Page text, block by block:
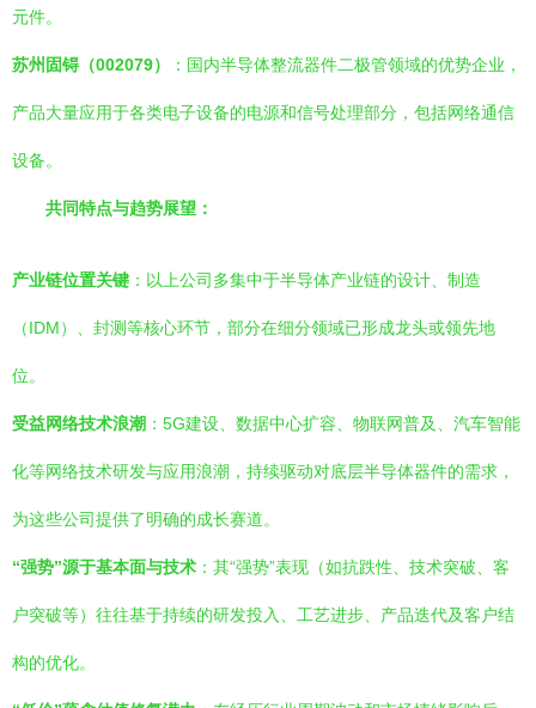
元件。
苏州固锝（002079） ：国内半导体整流器件二极管领域的优势企业，
产品大量应用于各类电子设备的电源和信号处理部分，包括网络通信
设备。
共同特点与趋势展望：
产业链位置关键 ：以上公司多集中于半导体产业链的设计、制造
（IDM）、封测等核心环节，部分在细分领域已形成龙头或领先地
位。
受益网络技术浪潮 ：5G建设、数据中心扩容、物联网普及、汽车智能
化等网络技术研发与应用浪潮，持续驱动对底层半导体器件的需求，
为这些公司提供了明确的成长赛道。
“强势”源于基本面与技术 ：其“强势”表现（如抗跌性、技术突破、客
户突破等）往往基于持续的研发投入、工艺进步、产品迭代及客户结
构的优化。